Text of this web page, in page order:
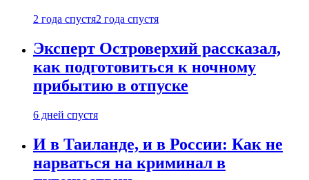
2 года спустя2 года спустя
Эксперт Островерхий рассказал,
как подготовиться к ночному
прибытию в отпуске
6 дней спустя
И в Таиланде, и в России: Как не
нарваться на криминал в